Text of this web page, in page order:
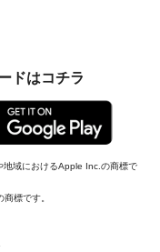
ドはコチラ
域におけるApple Inc.の商標で
標です。